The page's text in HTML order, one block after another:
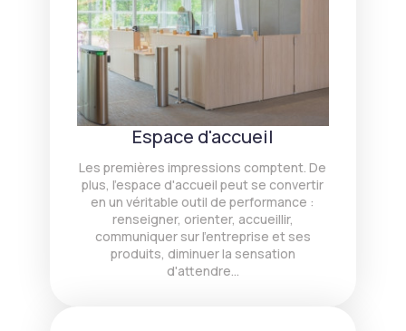
Espace d'accueil
Les premières impressions comptent. De
plus, l'espace d'accueil peut se convertir
en un véritable outil de performance :
renseigner, orienter, accueillir,
communiquer sur l'entreprise et ses
produits, diminuer la sensation
d'attendre...